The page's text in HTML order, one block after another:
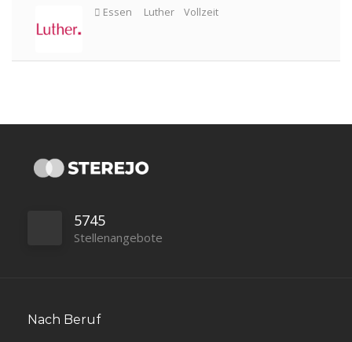
5745
Stellenangebote
Nach Beruf